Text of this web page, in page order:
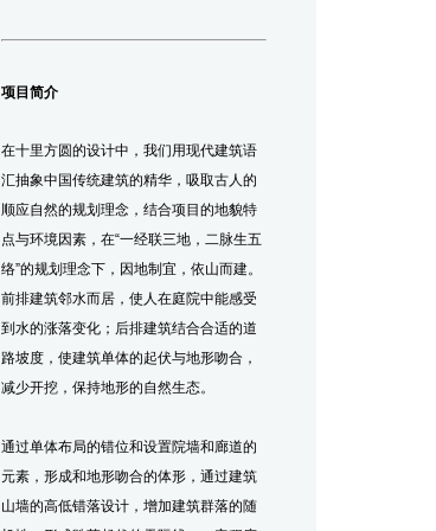
项目简介
在十里方圆的设计中，我们用现代建筑语
汇抽象中国传统建筑的精华，吸取古人的
顺应自然的规划理念，结合项目的地貌特
点与环境因素，在“一经联三地，二脉生五
络”的规划理念下，因地制宜，依山而建。
前排建筑邻水而居，使人在庭院中能感受
到水的涨落变化；后排建筑结合合适的道
路坡度，使建筑单体的起伏与地形吻合，
减少开挖，保持地形的自然生态。
通过单体布局的错位和设置院墙和廊道的
元素，形成和地形吻合的体形，通过建筑
山墙的高低错落设计，增加建筑群落的随